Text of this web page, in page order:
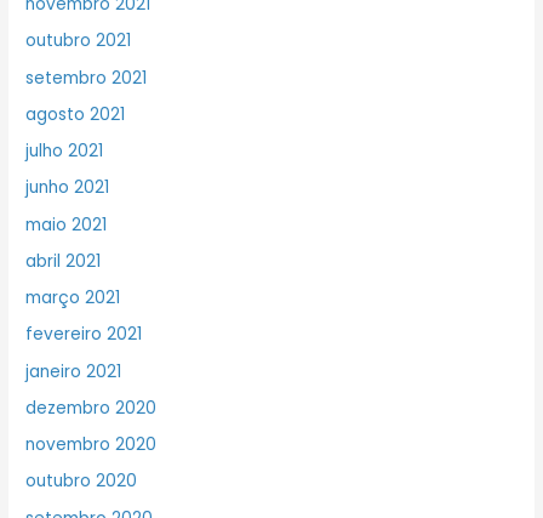
outubro 2021
setembro 2021
agosto 2021
julho 2021
junho 2021
maio 2021
abril 2021
março 2021
fevereiro 2021
janeiro 2021
dezembro 2020
novembro 2020
outubro 2020